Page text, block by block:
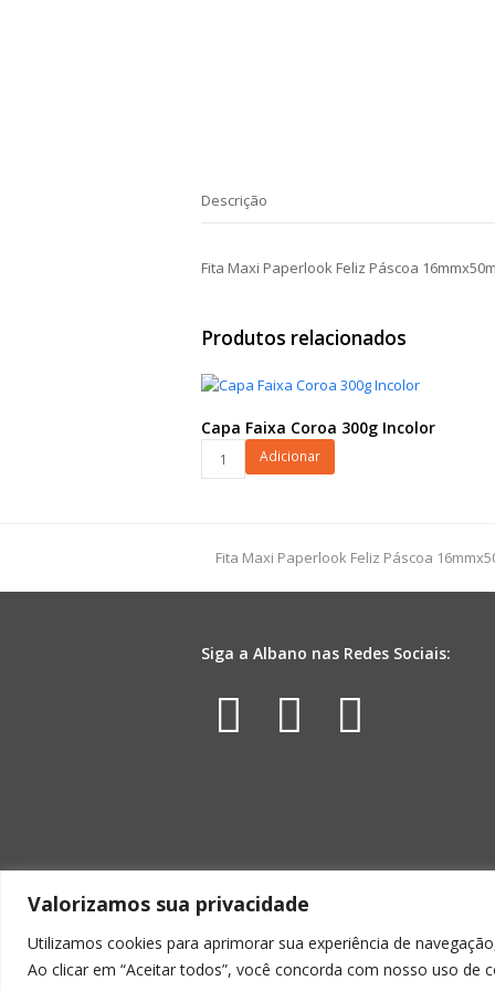
Valorizamos sua privacidade
Utilizamos cookies para aprimorar sua experiência de
Ao clicar em “Aceitar todos”, você concorda com nosso uso de
Descrição
Fita Maxi Paperlook Feliz Páscoa
Produtos relacionados
Capa Faixa Coroa 300g Incolor
quantidade
Adicionar
previous
Fita Maxi Paperlook Feliz Páscoa
Siga a Albano nas Redes Sociais:
Facebook